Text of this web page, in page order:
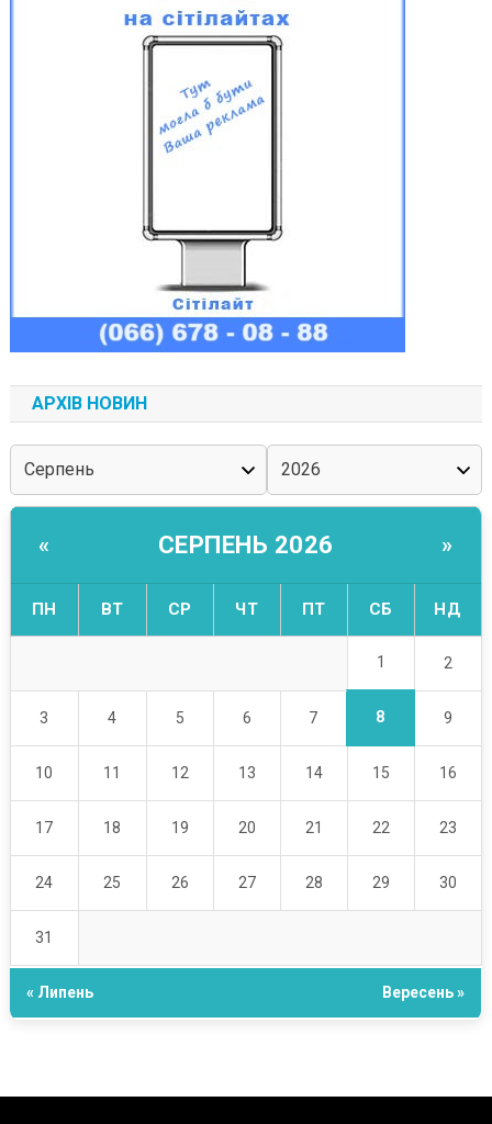
АРХІВ НОВИН
« СЕРПЕНЬ 2026 »
ПН ВТ СР ЧТ ПТ СБ НД
1 2
3 4 5 6 7 8 9
10 11 12 13 14 15 16
17 18 19 20 21 22 23
24 25 26 27 28 29 30
31
« Липень Вересень »